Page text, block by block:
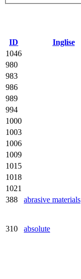
ID Inglise
1046
980
983
986
989
994
1000
1003
1006
1009
1015
1018
1021
388
abrasive materials
310 absolute